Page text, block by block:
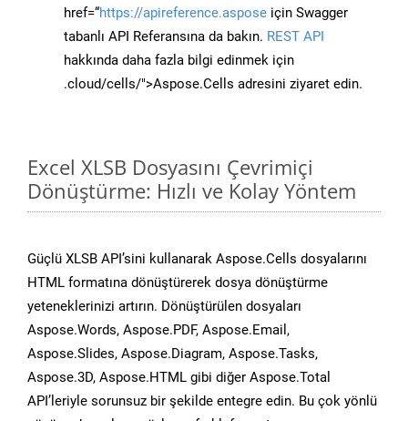
href=“https://apireference.aspose için Swagger
tabanlı API Referansına da bakın. REST API
hakkında daha fazla bilgi edinmek için
.cloud/cells/">Aspose.Cells adresini ziyaret edin.
Excel XLSB Dosyasını Çevrimiçi
Dönüştürme: Hızlı ve Kolay Yöntem
Güçlü XLSB API’sini kullanarak Aspose.Cells dosyalarını
HTML formatına dönüştürerek dosya dönüştürme
yeteneklerinizi artırın. Dönüştürülen dosyaları
Aspose.Words, Aspose.PDF, Aspose.Email,
Aspose.Slides, Aspose.Diagram, Aspose.Tasks,
Aspose.3D, Aspose.HTML gibi diğer Aspose.Total
API’leriyle sorunsuz bir şekilde entegre edin. Bu çok yönlü